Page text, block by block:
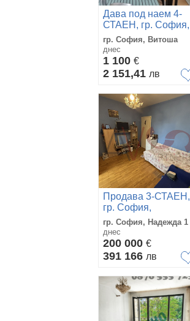
Дава под наем 4-
СТАЕН, гр. София,
Витоша
гр. София, Витоша
днес
1 100 €
2 151,41 лв
Продава 3-СТАЕН,
гр. София,
Надежда 1
гр. София, Надежда 1
днес
200 000 €
391 166 лв